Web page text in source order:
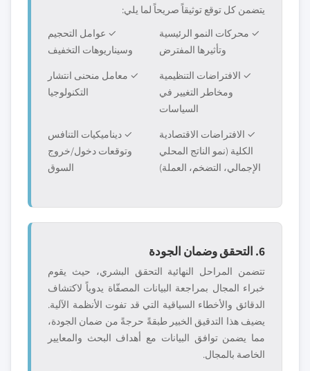
يتضمن كل توقع توثيقاً صريحاً لما يلي:
✓ محركات النمو الرئيسية
وتأثيرها المفترض
✓ عوامل التحجيم
وسيناريوهات التخفيف
✓ الافتراضات التنظيمية
ومخاطر التغيير في
السياسات
✓ معامل منحنى انتشار
التكنولوجيا
✓ الافتراضات الاقتصادية
الكلية (نمو الناتج المحلي
الإجمالي، التضخم، العملة)
✓ ديناميكيات التنافس
وتوقعات دخول/خروج
السوق
6. التحقق وضمان الجودة
تتضمن المراحل النهائية التحقق البشري، حيث يقوم
خبراء المجال بمراجعة البيانات المصفّاة يدوياً لاكتشاف
الدقائق والأخطاء السياقية التي قد تفوت الأنظمة الآلية.
يضيف هذا التدقيق الخبير طبقةً حرجةً من ضمان الجودة،
مما يضمن توافق البيانات مع أهداف البحث والمعايير
الخاصة بالمجال.